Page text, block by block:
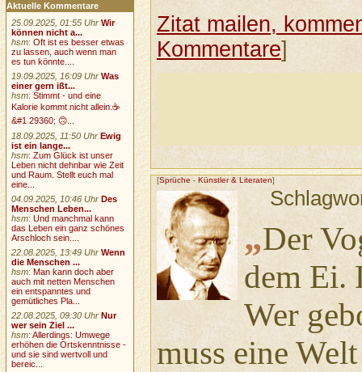
Zitat mailen,
Kommentare]
[Sprüche - Künstler & Literaten]
„Der
dem Ei.
Wer
muss eine
Aktuelle Kommentare
25.09.2025, 01:55 Uhr Wir
können nicht a...
hsm:Oft ist es besser etwas
zu lassen, auch wenn man
es tun könnte....
19.09.2025, 16:09 Uhr Was
einer gern ißt...
hsm:Stimmt - und eine
Kalorie kommt nicht allein.☕
&#1 29360; 🙃...
18.09.2025, 11:50 Uhr Ewig
ist ein lange...
hsm:Zum Glück ist unser
Leben nicht dehnbar wie Zeit
und Raum. Stellt euch mal
eine...
04.09.2025, 10:46 Uhr Des
Menschen Leben...
hsm:Und manchmal kann
das Leben ein ganz schönes
Arschloch sein....
22.08.2025, 13:49 Uhr Wenn
die Menschen ...
hsm:Man kann doch aber
auch mit netten Menschen
ein entspanntes und
gemütliches Pla...
22.08.2025, 09:30 Uhr Nur
wer sein Ziel ...
hsm:Allerdings: Umwege
erhöhen die Ortskenntnisse -
und sie sind wertvoll und
bereic...